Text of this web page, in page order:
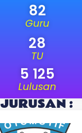
Guru
82
TU
28
Lulusan
5 125
JURUSAN :